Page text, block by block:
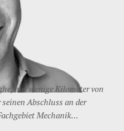
nur wenige Kilometer von
Abschluss an der
Mechanik...